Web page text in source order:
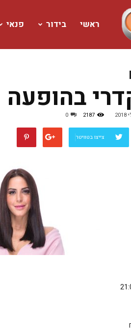
www.rishon4u.co.il
ראשי בידור פנאי
בהופעה
2187
0
צייצו בטוויטר